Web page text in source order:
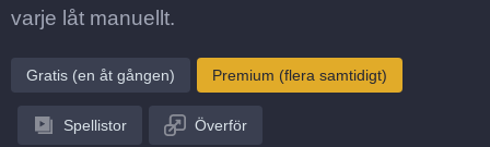
varje låt manuellt.
Gratis (en åt gången) Premium (flera samtidigt)
Spellistor Överför